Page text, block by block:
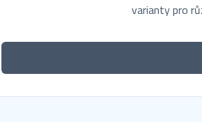
varianty pro